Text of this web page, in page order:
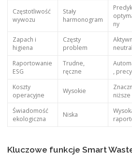
Częstotliwość
wywozu
Stały
harmonogram
ny
Zapach i
higiena
Częsty
problem
Raportowanie
ESG
Trudne,
ręczne
,
Koszty
operacyjne
Wysokie
niższe
Świadomość
ekologiczna
Niska
Kluczowe funkcje Smart